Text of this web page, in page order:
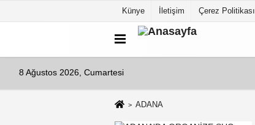
Künye İletişim Çerez Politikası
8 Ağustos 2026, Cumartesi
ADANA